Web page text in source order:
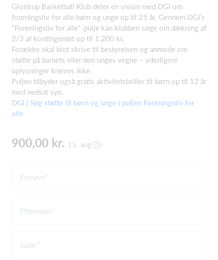
Glostrup Basketball Klub deler en vision med DGI om
foreningsliv for alle børn og unge op til 25 år. Gennem DGI's
"Foreningsliv for alle"-pulje kan klubben søge om dækning af
2/3 af kontingentet op til 1.200 kr.
Forældre skal blot skrive til bestyrelsen og anmode om
støtte på barnets eller den unges vegne – yderligere
oplysninger kræves ikke.
Puljen tilbyder også gratis aktivitetsbriller til børn op til 12 år
med nedsat syn.
DGI | Søg støtte til børn og unge i puljen Foreningsliv for
alle
900,00 kr. 15. aug
Fornavn
Efternavn
Gade